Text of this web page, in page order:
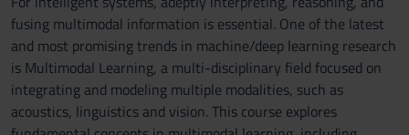
fusing multimodal information is essential. One of the latest
and most promising trends in machine/deep learning research
is Multimodal Learning, a multi-disciplinary field focused on
integrating and modeling multiple modalities, such as
acoustics, linguistics and vision. This course explores